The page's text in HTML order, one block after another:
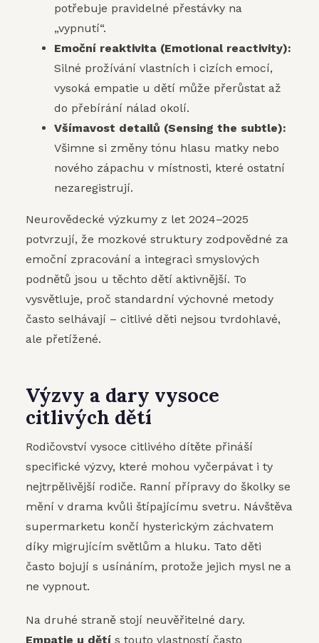
potřebuje pravidelné přestávky na
„vypnutí“.
Emoční reaktivita (Emotional reactivity):
Silné prožívání vlastních i cizích emocí,
vysoká empatie u dětí může přerůstat až
do přebírání nálad okolí.
Všímavost detailů (Sensing the subtle):
Všimne si změny tónu hlasu matky nebo
nového zápachu v místnosti, které ostatní
nezaregistrují.
Neurovědecké výzkumy z let 2024–2025
potvrzují, že mozkové struktury zodpovědné za
emoční zpracování a integraci smyslových
podnětů jsou u těchto dětí aktivnější. To
vysvětluje, proč standardní výchovné metody
často selhávají – citlivé děti nejsou tvrdohlavé,
ale přetížené.
Výzvy a dary vysoce
citlivých dětí
Rodičovství vysoce citlivého dítěte přináší
specifické výzvy, které mohou vyčerpávat i ty
nejtrpělivější rodiče. Ranní přípravy do školky se
mění v drama kvůli štípajícímu svetru. Návštěva
supermarketu končí hysterickým záchvatem
díky migrujícím světlům a hluku. Tato děti
často bojují s usínáním, protože jejich mysl ne a
ne vypnout.
Na druhé straně stojí neuvěřitelné dary.
Empatie u dětí s touto vlastností často